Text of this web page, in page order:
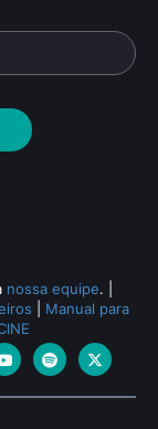
nossa equipe.
Manual para